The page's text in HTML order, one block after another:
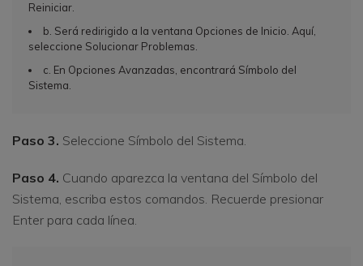
Reiniciar.
b. Será redirigido a la ventana Opciones de Inicio. Aquí,
seleccione Solucionar Problemas.
c. En Opciones Avanzadas, encontrará Símbolo del
Sistema.
Paso 3. Seleccione Símbolo del Sistema.
Paso 4. Cuando aparezca la ventana del Símbolo del
Sistema, escriba estos comandos. Recuerde presionar
Enter para cada línea.